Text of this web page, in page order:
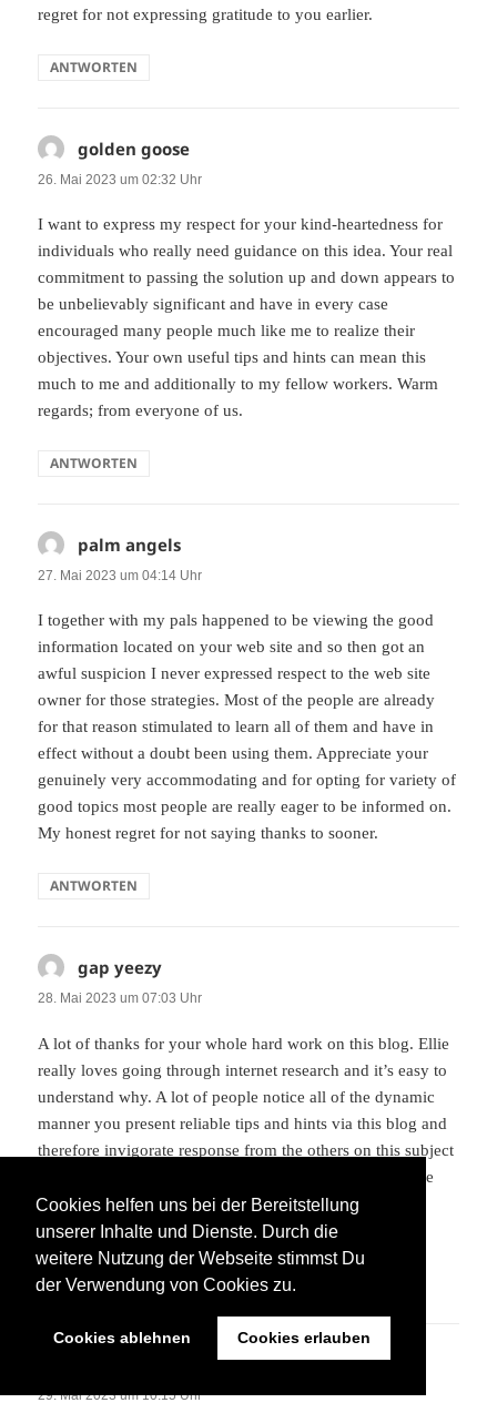
Cookies helfen uns bei der Bereitstellung
unserer Inhalte und Dienste. Durch die
weitere Nutzung der Webseite stimmst Du
der Verwendung von Cookies zu.
Cookies ablehnen Cookies erlauben
regret for not expressing gratitude to you earlier.
ANTWORTEN
golden goose
26. Mai 2023 um 02:32 Uhr
I want to express my respect for your kind-heartedness for
individuals who really need guidance on this idea. Your real
commitment to passing the solution up and down appears to
be unbelievably significant and have in every case
encouraged many people much like me to realize their
objectives. Your own useful tips and hints can mean this
much to me and additionally to my fellow workers. Warm
regards; from everyone of us.
ANTWORTEN
palm angels
27. Mai 2023 um 04:14 Uhr
I together with my pals happened to be viewing the good
information located on your web site and so then got an
awful suspicion I never expressed respect to the web site
owner for those strategies. Most of the people are already
for that reason stimulated to learn all of them and have in
effect without a doubt been using them. Appreciate your
genuinely very accommodating and for opting for variety of
good topics most people are really eager to be informed on.
My honest regret for not saying thanks to sooner.
ANTWORTEN
gap yeezy
28. Mai 2023 um 07:03 Uhr
A lot of thanks for your whole hard work on this blog. Ellie
really loves going through internet research and it’s easy to
understand why. A lot of people notice all of the dynamic
manner you present reliable tips and hints via this blog and
therefore invigorate response from the others on this subject
and my simple princess is being taught a great deal. Take
pleasure in the remaining portion of the new year. Your
carrying out a glorious job.
ANTWORTEN
29. Mai 2023 um 10:15 Uhr